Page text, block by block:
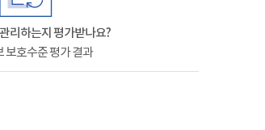
리하는지 평가받나요?
보호수준 평가 결과